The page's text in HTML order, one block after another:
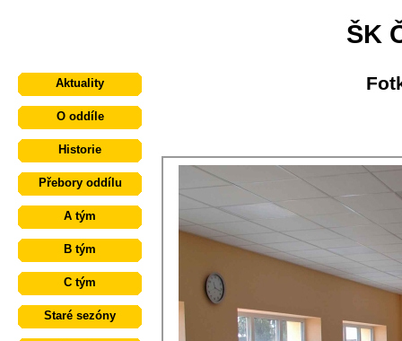
ŠK
Aktuality
O oddíle
Historie
Přebory oddílu
A tým
B tým
C tým
Staré sezóny